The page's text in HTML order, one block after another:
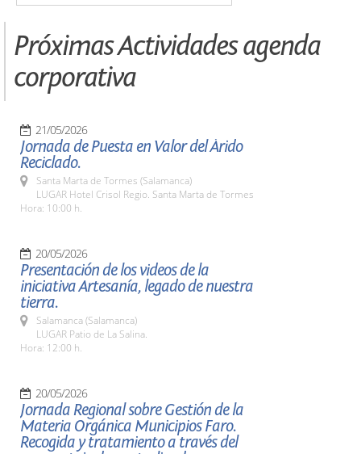
Próximas Actividades agenda
corporativa
21/05/2026
Jornada de Puesta en Valor del Árido
Reciclado.
Santa Marta de Tormes (Salamanca)
LUGAR Hotel Crisol Regio. Santa Marta de Tormes
Hora: 10:00 h.
20/05/2026
Presentación de los videos de la
iniciativa Artesanía, legado de nuestra
tierra.
Salamanca (Salamanca)
LUGAR Patio de La Salina.
Hora: 12:00 h.
20/05/2026
Jornada Regional sobre Gestión de la
Materia Orgánica Municipios Faro.
Recogida y tratamiento a través del